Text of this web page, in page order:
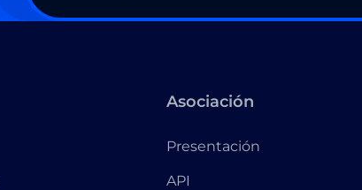
Asociación
Presentación
API